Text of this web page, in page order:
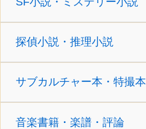
探偵小説・推理小説
サブカルチャー本・特撮本
音楽書籍・楽譜・評論